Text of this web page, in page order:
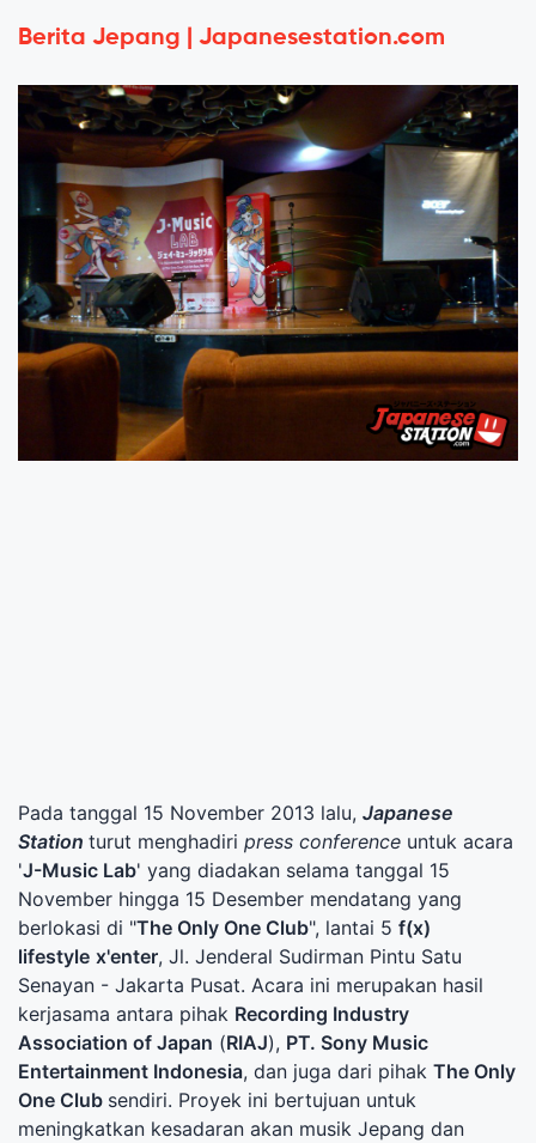
Berita Jepang | Japanesestation.com
Pada tanggal 15 November 2013 lalu, Japanese
Station turut menghadiri press conference untuk acara
'J-Music Lab' yang diadakan selama tanggal 15
November hingga 15 Desember mendatang yang
berlokasi di "The Only One Club", lantai 5 f(x)
lifestyle x'enter, Jl. Jenderal Sudirman Pintu Satu
Senayan - Jakarta Pusat. Acara ini merupakan hasil
kerjasama antara pihak Recording Industry
Association of Japan (RIAJ), PT. Sony Music
Entertainment Indonesia, dan juga dari pihak The Only
One Club sendiri. Proyek ini bertujuan untuk
meningkatkan kesadaran akan musik Jepang dan